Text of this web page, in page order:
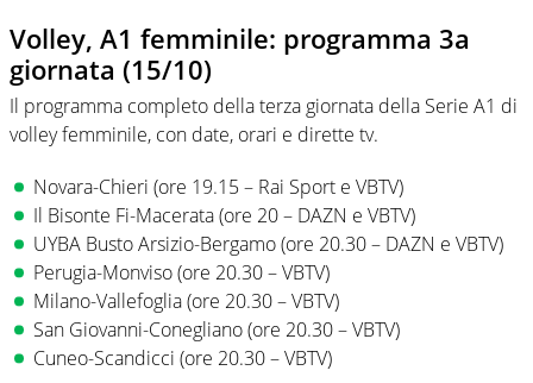
Volley, A1 femminile: programma 3a
giornata (15/10)
Il programma completo della terza giornata della Serie A1 di
volley femminile, con date, orari e dirette tv.
Novara-Chieri (ore 19.15 – Rai Sport e VBTV)
Il Bisonte Fi-Macerata (ore 20 – DAZN e VBTV)
UYBA Busto Arsizio-Bergamo (ore 20.30 – DAZN e VBTV)
Perugia-Monviso (ore 20.30 – VBTV)
Milano-Vallefoglia (ore 20.30 – VBTV)
San Giovanni-Conegliano (ore 20.30 – VBTV)
Cuneo-Scandicci (ore 20.30 – VBTV)